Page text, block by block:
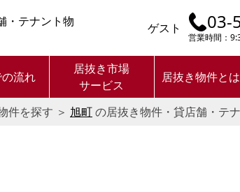
・テナント物
ゲスト 03-
営業時間：
流れ
居抜き市場
サービス
居抜き物件と
件を探す ＞ 旭町の居抜き物件・貸店舗・テ